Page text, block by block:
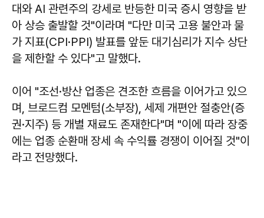
대와 AI 관련주의 강세로 반등한 미국 증시 영향을 받
아 상승 출발할 것"이라며 "다만 미국 고용 불안과 물
가 지표(CPI·PPI) 발표를 앞둔 대기심리가 지수 상단
을 제한할 수 있다"고 말했다.
이어 "조선·방산 업종은 견조한 흐름을 이어가고 있으
며, 브로드컴 모멘텀(소부장), 세제 개편안 절충안(증
권·지주) 등 개별 재료도 존재한다"며 "이에 따라 장중
에는 업종 순환매 장세 속 수익률 경쟁이 이어질 것"이
라고 전망했다.